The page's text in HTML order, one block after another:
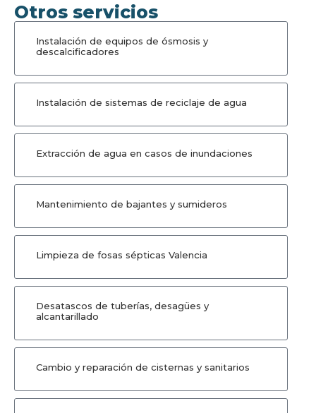
Otros servicios
Instalación de equipos de ósmosis y
descalcificadores
Instalación de sistemas de reciclaje de agua
Extracción de agua en casos de inundaciones
Mantenimiento de bajantes y sumideros
Limpieza de fosas sépticas Valencia
Desatascos de tuberías, desagües y
alcantarillado
Cambio y reparación de cisternas y sanitarios